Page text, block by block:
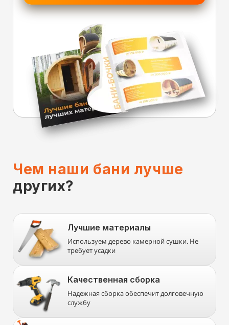
Чем наши бани лучше
других?
Лучшие материалы
Используем дерево камерной сушки. Не
требует усадки
Качественная сборка
Надежная сборка обеспечит долговечную
службу